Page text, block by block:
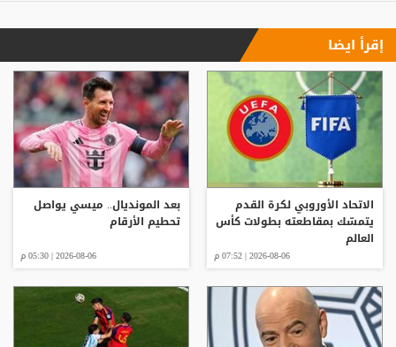
إقرأ ايضا
الاتحاد الأوروبي لكرة القدم
يتمسّك بمقاطعته بطولات كأس
العالم
2026-08-06 | 07:52 م
بعد المونديال.. ميسي يواصل
تحطيم الأرقام
2026-08-06 | 05:30 م